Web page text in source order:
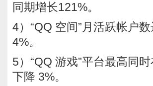
同期增长121%。
4）“QQ 空间”月活跃帐户
4%。
5）“QQ 游戏”平台最高同
下降 3%。